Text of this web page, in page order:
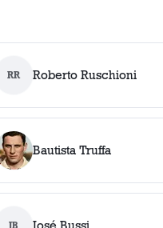
RR Roberto Ruschioni
Bautista Truffa
JB